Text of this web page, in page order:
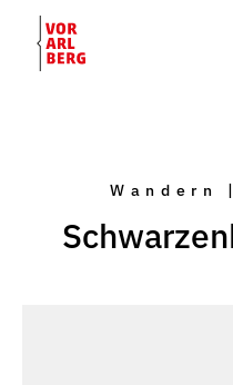
Wandern